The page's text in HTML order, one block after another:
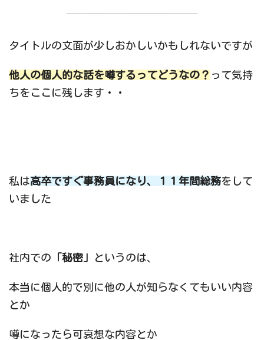
タイトルの文面が少しおかしいかもしれないですが
他人の個人的な話を噂するってどうなの？ って気持
ちをここに残します・・
私は高卒ですぐ事務員になり、１１年間総務をして
いました
社内での 「秘密」 というのは、
本当に個人的で別に他の人が知らなくてもいい内容
とか
噂になったら可哀想な内容とか